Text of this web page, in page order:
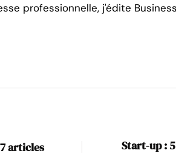
professionnelle, j'édite
articles
Start-up :